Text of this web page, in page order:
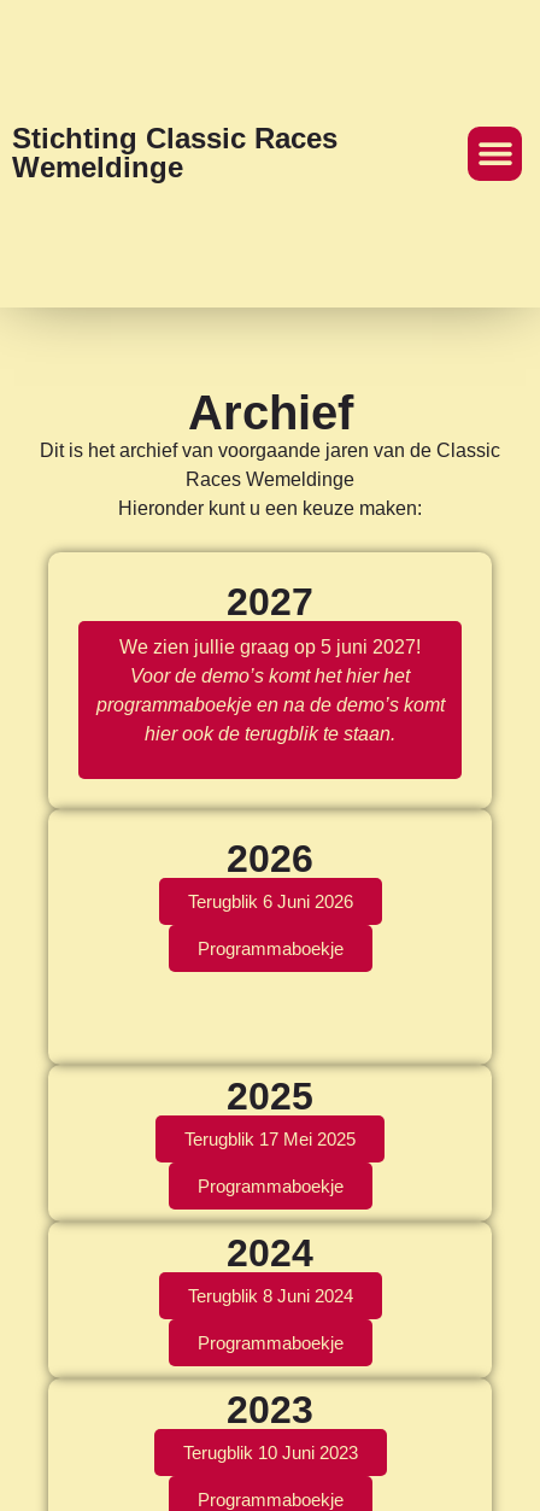
Stichting Classic Races
Wemeldinge
Archief
Dit is het archief van voorgaande jaren van de Classic
Races Wemeldinge
Hieronder kunt u een keuze maken:
2027
We zien jullie graag op 5 juni 2027!
Voor de demo’s komt het hier het
programmaboekje en na de demo’s komt
hier ook de terugblik te staan.
2026
Terugblik 6 Juni 2026
Programmaboekje
2025
Terugblik 17 Mei 2025
Programmaboekje
2024
Terugblik 8 Juni 2024
Programmaboekje
2023
Terugblik 10 Juni 2023
Programmaboekje